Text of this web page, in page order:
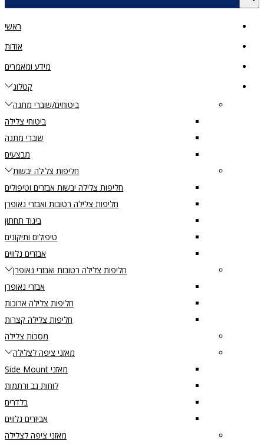
ראשי
אודות
מידע ומאמרים
קטלוג
ביטוחים/שוברי מתנה
ביטוחי צלילה
שוברי מתנה
מבצעים
חליפות צלילה יבשות
חליפות צלילה יבשות אבזרים וטיפולים
חליפות צלילה רטובות ואבזרי נאופרן
ביגוד תחתון
טיפולים ותיקונים
אבזרים נלווים
חליפות צלילה רטובות ואבזרי נאופרן
אבזרי נאופרן
חליפות צלילה ארוכות
חליפות צלילה קצרות
מסכות צלילה
מאזני ציפה לצלילה
מאזני Side Mount
לוחות גב ורתמות
בלדרים
אביזרים נלווים
מאזני ציפה לצלילה